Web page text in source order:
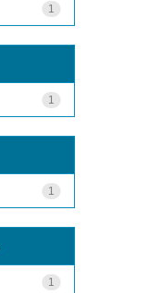
1
1
1
1